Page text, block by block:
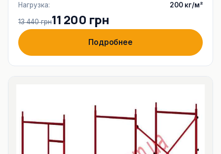
Нагрузка:
200 кг/м²
13 440 грн11 200 грн
Подробнее